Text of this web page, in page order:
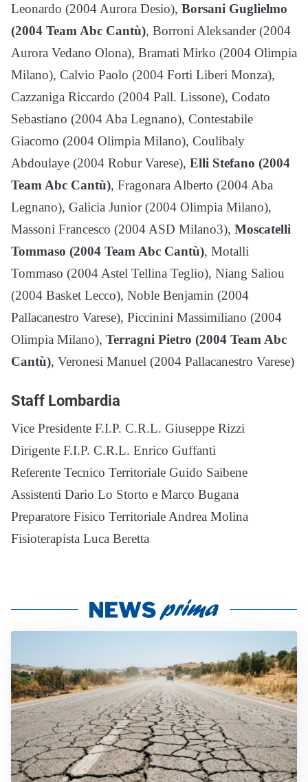
Leonardo (2004 Aurora Desio), Borsani Guglielmo
(2004 Team Abc Cantù), Borroni Aleksander (2004
Aurora Vedano Olona), Bramati Mirko (2004 Olimpia
Milano), Calvio Paolo (2004 Forti Liberi Monza),
Cazzaniga Riccardo (2004 Pall. Lissone), Codato
Sebastiano (2004 Aba Legnano), Contestabile
Giacomo (2004 Olimpia Milano), Coulibaly
Abdoulaye (2004 Robur Varese), Elli Stefano (2004
Team Abc Cantù), Fragonara Alberto (2004 Aba
Legnano), Galicia Junior (2004 Olimpia Milano),
Massoni Francesco (2004 ASD Milano3), Moscatelli
Tommaso (2004 Team Abc Cantù), Motalli
Tommaso (2004 Astel Tellina Teglio), Niang Saliou
(2004 Basket Lecco), Noble Benjamin (2004
Pallacanestro Varese), Piccinini Massimiliano (2004
Olimpia Milano), Terragni Pietro (2004 Team Abc
Cantù), Veronesi Manuel (2004 Pallacanestro Varese)
Staff Lombardia
Vice Presidente F.I.P. C.R.L. Giuseppe Rizzi
Dirigente F.I.P. C.R.L. Enrico Guffanti
Referente Tecnico Territoriale Guido Saibene
Assistenti Dario Lo Storto e Marco Bugana
Preparatore Fisico Territoriale Andrea Molina
Fisioterapista Luca Beretta